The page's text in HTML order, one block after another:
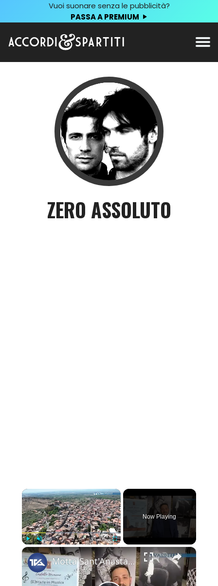
Vuoi suonare senza le pubblicità?
PASSA A PREMIUM
ZERO ASSOLUTO
×
Play Unmute Fullscreen
Now Playing
×
Motta Sant'Anastasia. L'omaggio al tenore mottese Giuseppe Di Stefano nel giorno della sua nascita.